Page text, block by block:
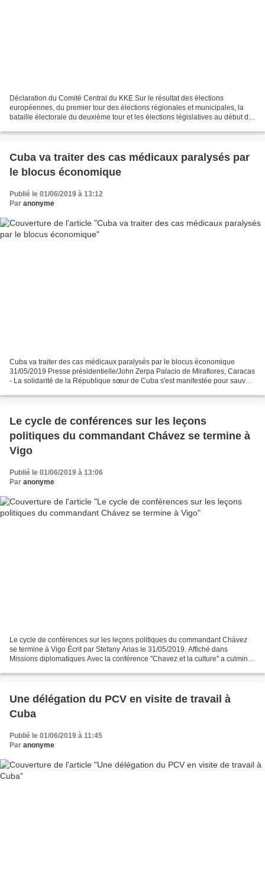
Déclaration du Comité Central du KKE Sur le résultat des élections
européennes, du premier tour des élections régionales et municipales, la
bataille électorale du deuxième tour et les élections législatives au début de
Cuba va traiter des cas médicaux paralysés par
le blocus économique
Publié le 01/06/2019 à 13:12
Par anonyme
Cuba va traiter des cas médicaux paralysés par le blocus économique
31/05/2019 Presse présidentielle/John Zerpa Palacio de Miraflores, Caracas
- La solidarité de la République sœur de Cuba s'est manifestée pour sauver
Le cycle de conférences sur les leçons
politiques du commandant Chávez se termine à
Vigo
Publié le 01/06/2019 à 13:06
Par anonyme
Le cycle de conférences sur les leçons politiques du commandant Chávez
se termine à Vigo Écrit par Stefany Arias le 31/05/2019. Affiché dans
Missions diplomatiques Avec la conférence "Chavez et la culture" a culminé
Une délégation du PCV en visite de travail à
Cuba
Publié le 01/06/2019 à 11:45
Par anonyme